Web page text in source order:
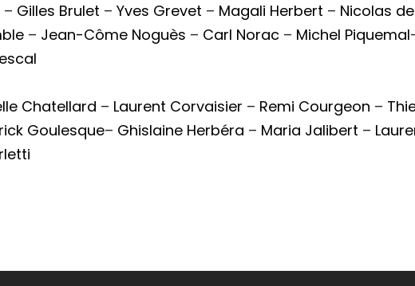
Gilles Brulet – Yves Grevet – Magali Herbert – Nicolas
– Jean-Côme Noguès – Carl Norac – Michel Piquemal
Chatellard – Laurent Corvaisier – Remi Courgeon –
Goulesque– Ghislaine Herbéra – Maria Jalibert –